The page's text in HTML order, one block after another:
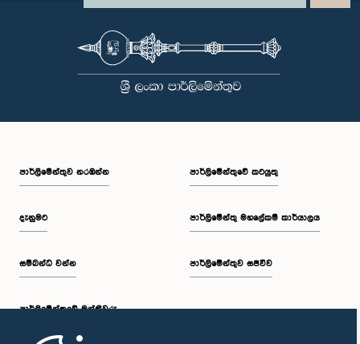
පාර්ලි‌මේන්තුව නරඹන්න
දැනුමට
සම්බන්ධ වන්න
පාර්ලි‌මේන්තුවේ මන්ත්‍රීවරු
පාර්ලිමේන්තුවේ කටයුතු
පාර්ලිමේන්තු මහලේකම් කාර්යාලය
පාර්ලිමේන්තුව සජීවීව